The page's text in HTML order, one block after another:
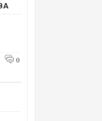
0